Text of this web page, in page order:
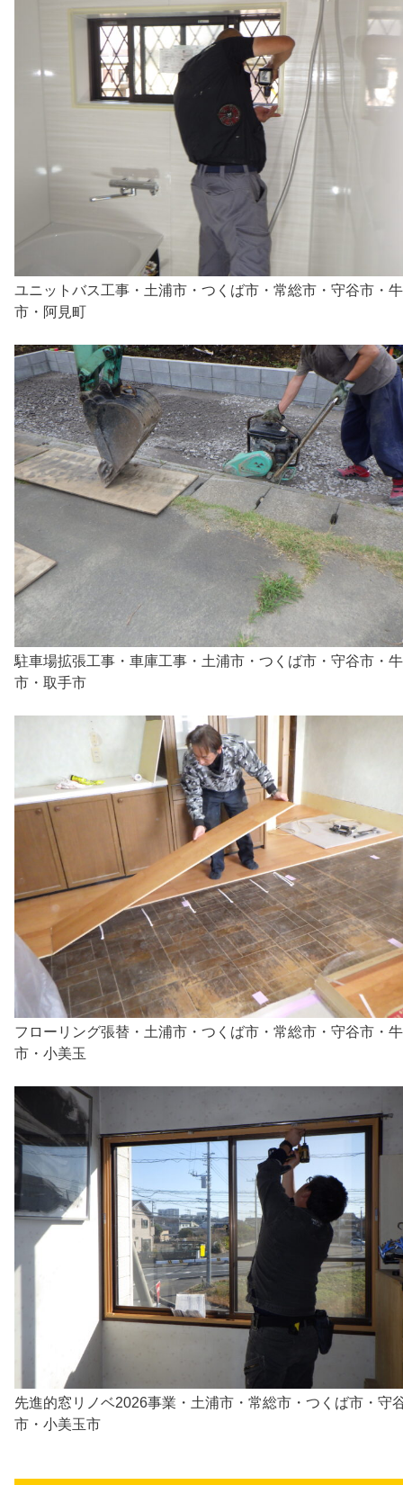
ユニットバス工事・土浦市・つくば市・常総市・守谷市・
市・阿見町
駐車場拡張工事・車庫工事・土浦市・つくば市・守谷市・
市・取手市
フローリング張替・土浦市・つくば市・常総市・守谷市・
市・小美玉
先進的窓リノベ2026事業・土浦市・常総市・つくば市・守
市・小美玉市